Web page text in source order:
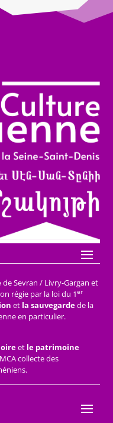
de Sevran / Livry-Gargan et
régie par la loi du 1er
et la sauvegardede la
en particulier.
et le patrimoine
collecte des